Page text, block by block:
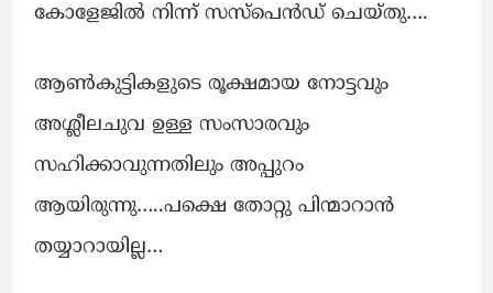
കോളേജിൽ നിന്ന് സസ്പെൻഡ് ചെയ്തു….
ആൺകുട്ടികളുടെ രൂക്ഷമായ നോട്ടവും
അശ്ലീലചുവ ഉള്ള സംസാരവും
സഹിക്കാവുന്നതിലും അപ്പുറം
ആയിരുന്നു…..പക്ഷെ തോറ്റു പിന്മാറാൻ
തയ്യാറായില്ല…